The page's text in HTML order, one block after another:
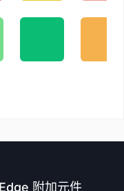
Edge 附加元件